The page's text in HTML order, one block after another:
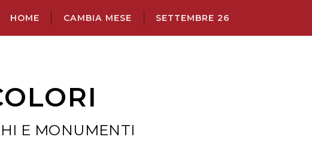
HOME CAMBIA MESE SETTEMBRE 26
E MONUMENTI